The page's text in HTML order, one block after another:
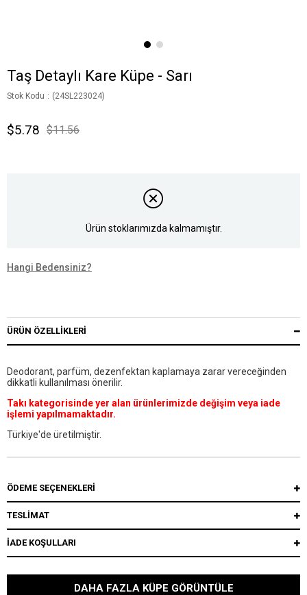
Taş Detaylı Kare Küpe - Sarı
Stok Kodu (24SL223024)
$11.56
$5.78
Ürün stoklarımızda kalmamıştır.
Hangi Bedensiniz?
ÜRÜN ÖZELLIKLERI
Deodorant, parfüm, dezenfektan kaplamaya zarar vereceğinden
dikkatli kullanılması önerilir.
Takı kategorisinde yer alan ürünlerimizde değişim veya iade
işlemi yapılmamaktadır.
Türkiye'de üretilmiştir.
ÖDEME SEÇENEKLERI
TESLİMAT
İADE KOŞULLARI
DAHA FAZLA KÜPE GÖRÜNTÜLE